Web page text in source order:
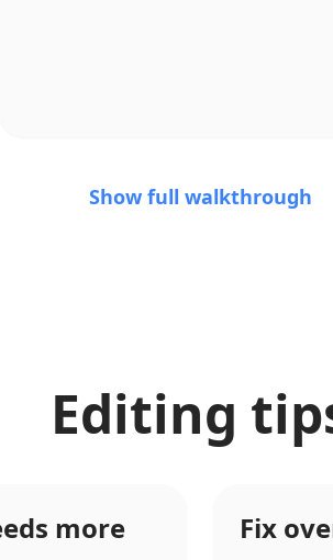
Show full walkthrough
Editing
more
Fix